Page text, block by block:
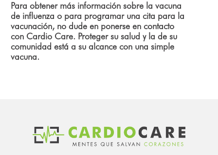
Para obtener más información sobre la vacuna
de influenza o para programar una cita para la
vacunación, no dude en ponerse en contacto
con Cardio Care. Proteger su salud y la de su
comunidad está a su alcance con una simple
vacuna.